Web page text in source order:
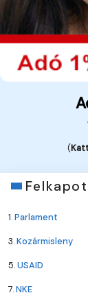
(
1.Parlament
3.Kozármisleny
5.USAID
7.NKE